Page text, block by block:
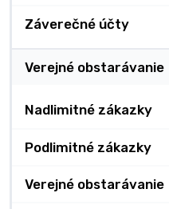
Záverečné účty
Verejné obstarávanie
Nadlimitné zákazky
Podlimitné zákazky
Verejné obstarávanie